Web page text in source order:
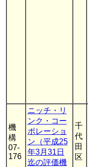
機
構
07-
176
ニッチ・リ
ンク・コー
ポレーショ
ン（平成25
年3月31日
迄の評価機
千
代
田
区